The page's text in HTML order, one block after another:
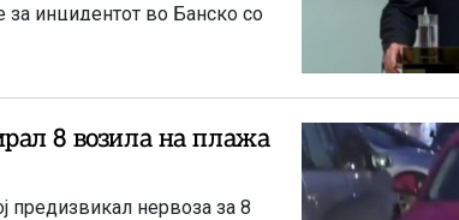
инцидентот во Банско со
во познатото бугарско
8 возила на плажа
предизвикал нервоза за 8